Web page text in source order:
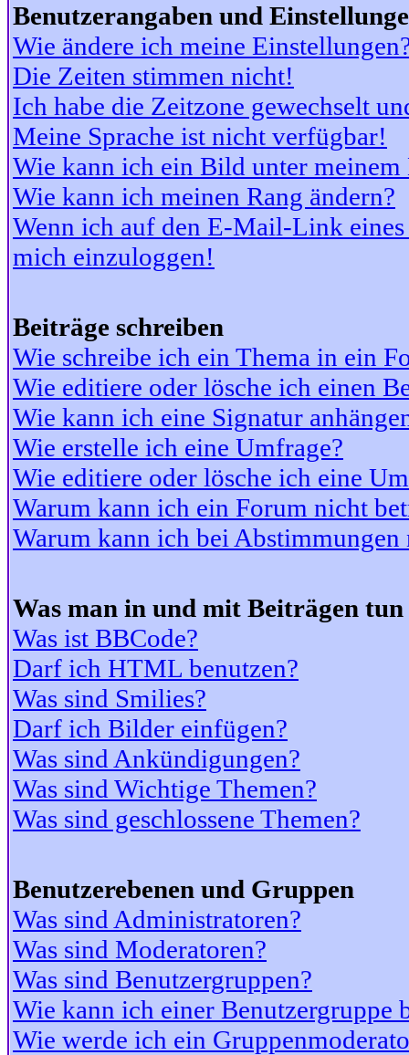
Benutzerangaben und
Wie ändere ich meine
Die Zeiten stimmen nicht!
Ich habe die Zeitzone gewechselt
Meine Sprache ist nicht verfügbar!
Wie kann ich ein Bild unter meinem
Wie kann ich meinen Rang ändern?
Wenn ich auf den E-Mail-Link
mich einzuloggen!
Beiträge schreiben
Wie schreibe ich ein Thema in ein
Wie editiere oder lösche ich einen
Wie kann ich eine Signatur
Wie erstelle ich eine Umfrage?
Wie editiere oder lösche ich eine
Warum kann ich ein Forum nicht
Warum kann ich bei
Was man in und mit Beiträgen
Was ist BBCode?
Darf ich HTML benutzen?
Was sind Smilies?
Darf ich Bilder einfügen?
Was sind Ankündigungen?
Was sind Wichtige Themen?
Was sind geschlossene Themen?
Benutzerebenen und Gruppen
Was sind Administratoren?
Was sind Moderatoren?
Was sind Benutzergruppen?
Wie kann ich einer Benutzergruppe
Wie werde ich ein